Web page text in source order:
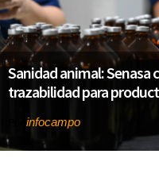
Sanidad animal: Senasa
trazabilidad para
infocampo